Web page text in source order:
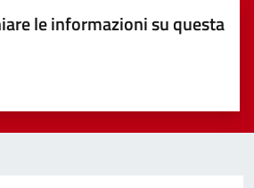
le informazioni su questa
5 stelle su 5
stelle su 5
su 5
5